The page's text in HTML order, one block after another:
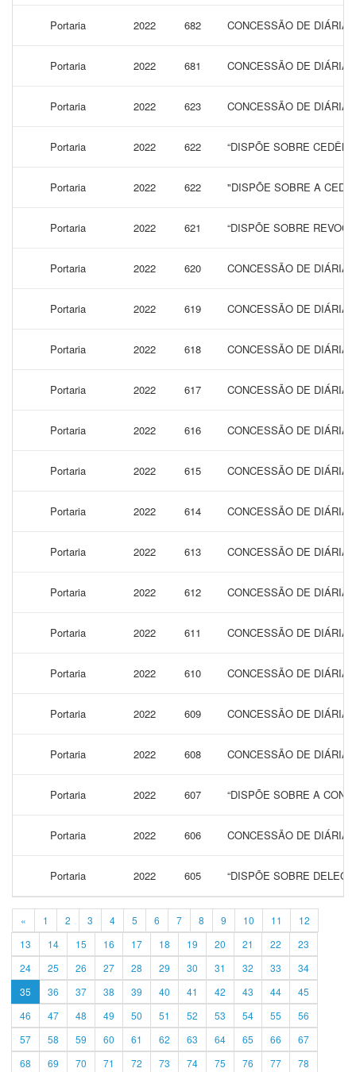
Portaria 2022 682 CONCESSÃO DE
Portaria 2022 681 CONCESSÃO DE
Portaria 2022 623 CONCESSÃO DE
Portaria 2022 622 “DISPÕE SOBRE
Portaria 2022 622 "DISPÕE SOBRE A
Portaria 2022 621 “DISPÕE SOBRE
Portaria 2022 620 CONCESSÃO DE
Portaria 2022 619 CONCESSÃO DE
Portaria 2022 618 CONCESSÃO DE
Portaria 2022 617 CONCESSÃO DE
Portaria 2022 616 CONCESSÃO DE
Portaria 2022 615 CONCESSÃO DE
Portaria 2022 614 CONCESSÃO DE
Portaria 2022 613 CONCESSÃO DE
Portaria 2022 612 CONCESSÃO DE
Portaria 2022 611 CONCESSÃO DE
Portaria 2022 610 CONCESSÃO DE
Portaria 2022 609 CONCESSÃO DE
Portaria 2022 608 CONCESSÃO DE
Portaria 2022 607 “DISPÕE SOBRE A
Portaria 2022 606 CONCESSÃO DE
Portaria 2022 605 “DISPÕE SOBRE
« 1 2 3 4 5 6 7 8 9 10 11
12
13
14 15 16 17 18 19 20 21 22
23
24
25 26 27 28 29 30 31 32 33
34
35
36 37 38 39 40 41 42 43 44
45
46
47 48 49 50 51 52 53 54 55
56
57
58 59 60 61 62 63 64 65 66
67
68
69 70 71 72 73 74 75 76 77 78